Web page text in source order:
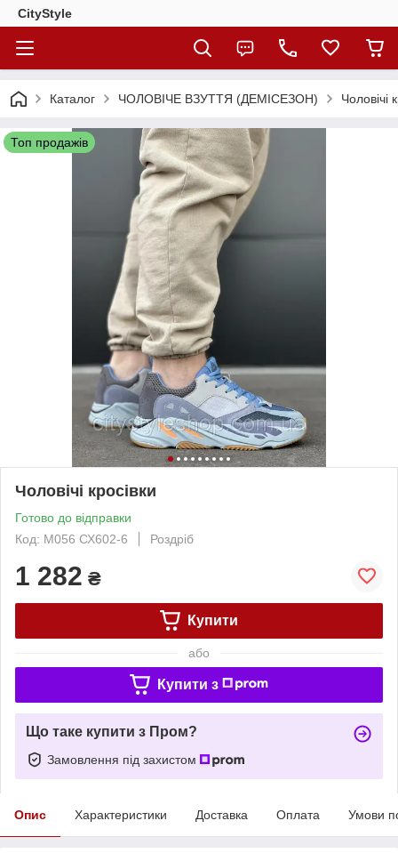
CityStylе
Каталог ЧОЛОВІЧЕ ВЗУТТЯ (ДЕМІСЕЗОН) Чоловічі
Топ продажів
Чоловічі кросівки
Готово до відправки
Код: М056 СХ602-6
Роздріб
1 282 ₴
Купити
або
Купити з
Що таке купити з Пром?
Замовлення під захистом
Опис Характеристики Доставка Оплата Умови